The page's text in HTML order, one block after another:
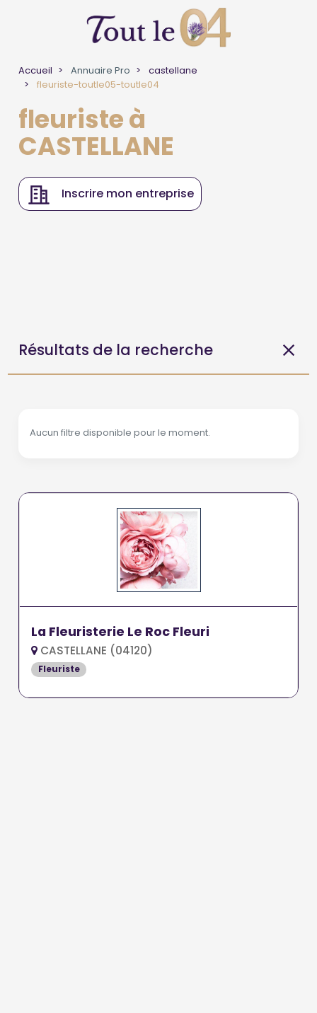
Accueil Annuaire Pro
castellane
fleuriste-toutle05-toutle04
fleuriste à
CASTELLANE
Inscrire mon entreprise
Résultats de la recherche
Aucun filtre disponible pour le moment.
La Fleuristerie Le Roc Fleuri
CASTELLANE (04120)
Fleuriste